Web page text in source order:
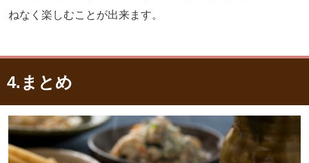
ねなく楽しむことが出来ます。
4.まとめ